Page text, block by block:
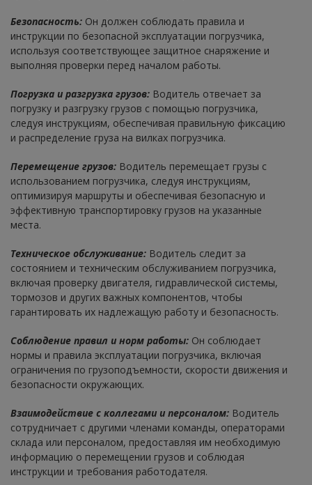
Безопасность: Он должен соблюдать правила и
инструкции по безопасной эксплуатации погрузчика,
используя соответствующее защитное снаряжение и
выполняя проверки перед началом работы.
Погрузка и разгрузка грузов: Водитель отвечает за
погрузку и разгрузку грузов с помощью погрузчика,
следуя инструкциям, обеспечивая правильную фиксацию
и распределение груза на вилках погрузчика.
Перемещение грузов: Водитель перемещает грузы с
использованием погрузчика, следуя инструкциям,
оптимизируя маршруты и обеспечивая безопасную и
эффективную транспортировку грузов на указанные
места.
Техническое обслуживание: Водитель следит за
состоянием и техническим обслуживанием погрузчика,
включая проверку двигателя, гидравлической системы,
тормозов и других важных компонентов, чтобы
гарантировать их надлежащую работу и безопасность.
Соблюдение правил и норм работы: Он соблюдает
нормы и правила эксплуатации погрузчика, включая
ограничения по грузоподъемности, скорости движения и
безопасности окружающих.
Взаимодействие с коллегами и персоналом: Водитель
сотрудничает с другими членами команды, операторами
склада или персоналом, предоставляя им необходимую
информацию о перемещении грузов и соблюдая
инструкции и требования работодателя.